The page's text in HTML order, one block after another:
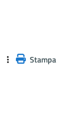
Stampa